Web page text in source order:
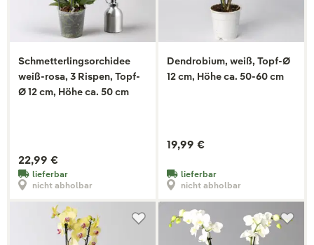
Schmetterlingsorchidee
weiß-rosa, 3 Rispen, Topf-
Ø 12 cm, Höhe ca. 50 cm
22,99 €
lieferbar
nicht abholbar
Dendrobium, weiß, Topf-Ø
12 cm, Höhe ca. 50-60 cm
19,99 €
lieferbar
nicht abholbar